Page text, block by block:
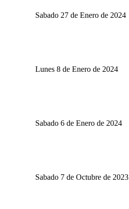
Sabado 27 de Enero de 2024
Lunes 8 de Enero de 2024
Sabado 6 de Enero de 2024
Sabado 7 de Octubre de 2023